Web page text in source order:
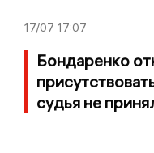
17/07 17:07
Бондаренко
судья не